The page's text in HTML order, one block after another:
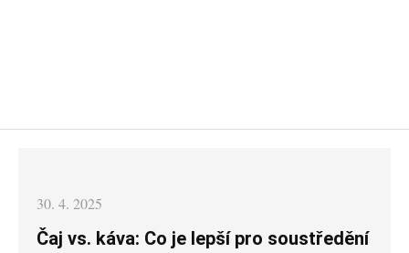
Posted
on
30. 4. 2025
Čaj vs. káva: Co je lepší pro soustředění